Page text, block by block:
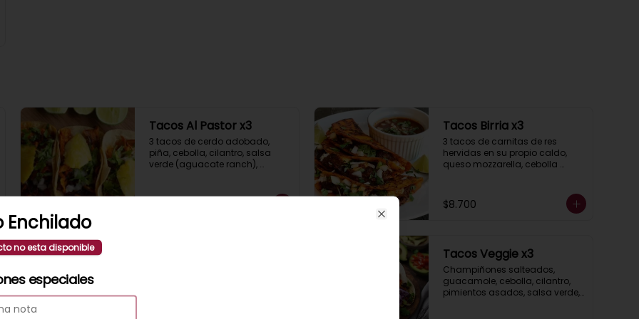
Tacos Al Pastor x3
3 tacos de cerdo adobado,
piña, cebolla, cilantro, salsa
verde (aguacate ranch),
Tacos Birria x3
3 tacos de carnitas de res
hervidas en su propio caldo,
queso mozzarella, cebolla
taquera roja y limón.
$8.700
Tacos Veggie x3
Champiñones salteados,
guacamole, cebolla, cilantro,
pimientos asados, salsa verde,
Enchilado
no esta disponible
especiales